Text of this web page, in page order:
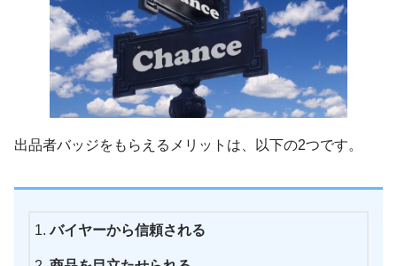
出品者バッジをもらえるメリットは、以下の2つです。
バイヤーから信頼される